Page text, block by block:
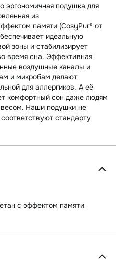
эргономичная подушка для
из
памяти (CosyPur® от
идеальную
зоны и стабилизирует
время сна. Эффективная
воздушные каналы и
и микробам делают
для аллергиков. А её
комфортный сон даже людям
Наши подушки не
стандарту
с эффектом памяти